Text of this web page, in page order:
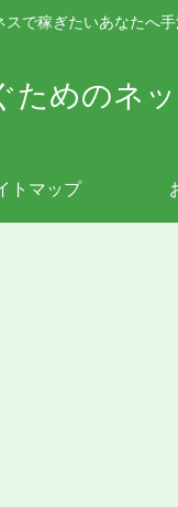
で稼ぎたいあなたへ
ためのネ
トマップ